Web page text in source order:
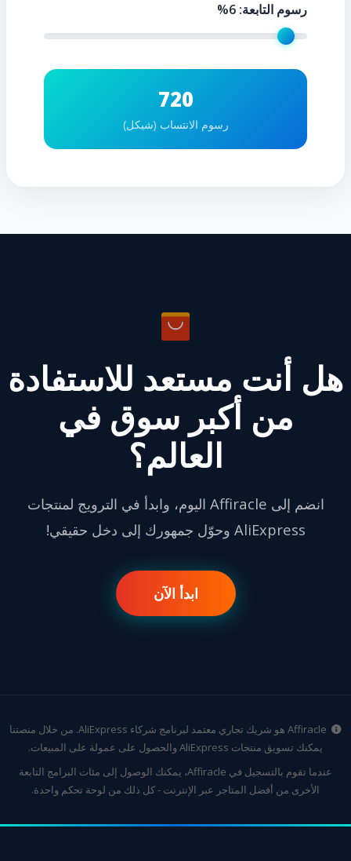
رسوم التابعة: 6
%
720
رسوم الانتساب (شيكل)
هل أنت مستعد للاستفادة
من أكبر سوق في
العالم؟
انضم إلى Affiracle اليوم، وابدأ في الترويج لمنتجات
AliExpress وحوّل جمهورك إلى دخل حقيقي!
ابدأ الآن
Affiracle هو شريك تجاري معتمد لبرنامج شركاء AliExpress. من خلال منصتنا
يمكنك تسويق منتجات AliExpress والحصول على عمولة على المبيعات.
عندما تقوم بالتسجيل في Affiracle، يمكنك الوصول إلى مئات البرامج التابعة
الأخرى من أفضل المتاجر عبر الإنترنت - كل ذلك من لوحة تحكم واحدة.